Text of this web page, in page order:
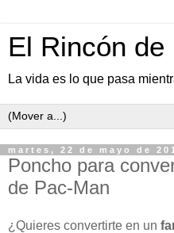
El Rincón de
La vida es lo que pasa
martes, 22 de mayo de
Poncho para
de Pac-Man
¿Quieres convertirte en un